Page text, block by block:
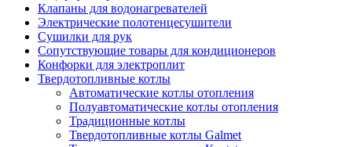
Клапаны для водонагревателей
Электрические полотенцесушители
Сушилки для рук
Сопутствующие товары для кондиционеров
Конфорки для электроплит
Твердотопливные котлы
Автоматические котлы отопления
Полуавтоматические котлы отопления
Традиционные котлы
Твердотопливные котлы Galmet